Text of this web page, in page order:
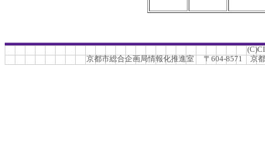
京都市総合企画局情報化推進室 〒604-8571 京